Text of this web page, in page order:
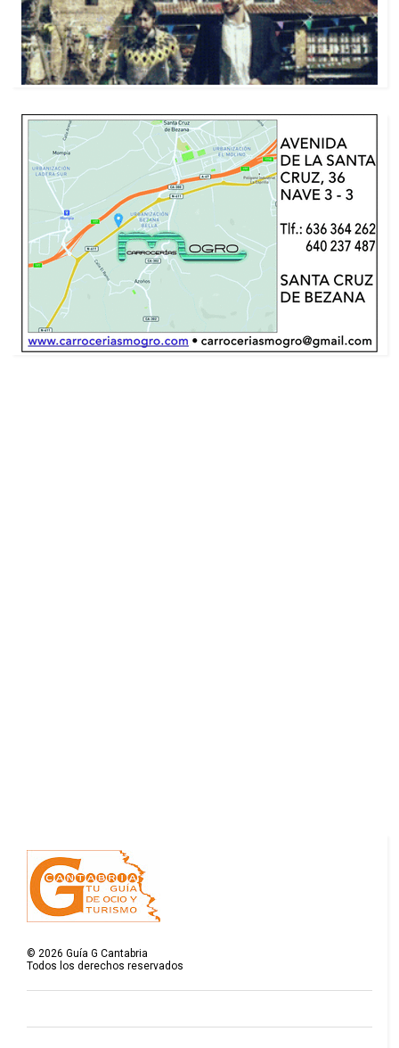
©2026 Guía G Cantabria
Todos los derechos reservados